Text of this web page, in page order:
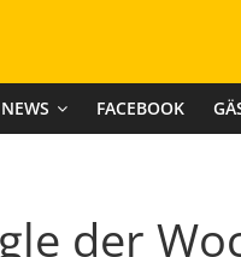
NEWS FACEBOOK
der